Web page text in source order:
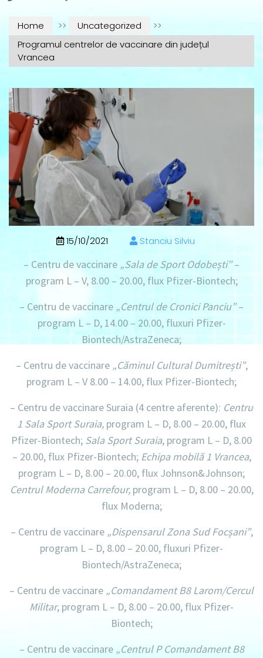
Home >> Uncategorized
>>
Programul centrelor de vaccinare din județul
Vrancea
15/10/2021 Stanciu Silviu
– Centru de vaccinare „Sala de Sport Odobești”–
program L – V, 8.00 – 20.00,flux Pfizer-Biontech;
– Centru de vaccinare „Centrul de Cronici Panciu”–
program L – D, 14.00 – 20.00,fluxuri Pfizer-
Biontech/AstraZeneca;
– Centru de vaccinare „Căminul Cultural Dumitrești”,
program L – V 8.00 – 14.00, flux Pfizer-Biontech;
– Centru de vaccinare Suraia (4 centre aferente): Centru
1 Sala Sport Suraia, program L – D, 8.00 – 20.00, flux
Pfizer-Biontech; Sala Sport Suraia, program L – D, 8.00
– 20.00,flux Pfizer-Biontech; Echipa mobilă 1 Vrancea,
program L – D, 8.00 – 20.00, flux Johnson&Johnson;
Centrul Moderna Carrefour, program L – D, 8.00 – 20.00,
flux Moderna;
– Centru de vaccinare „Dispensarul Zona Sud Focșani”,
program L – D, 8.00 – 20.00, fluxuri Pfizer-
Biontech/AstraZeneca;
– Centru de vaccinare „Comandament B8 Larom/Cercul
Militar, program L – D, 8.00 – 20.00, flux Pfizer-
Biontech;
– Centru de vaccinare „Centrul P Comandament B8